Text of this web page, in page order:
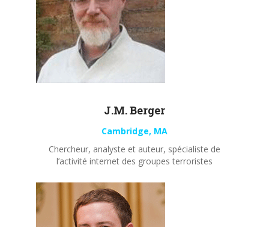
J.M. Berger
Cambridge, MA
Chercheur, analyste et auteur, spécialiste de
l’activité internet des groupes terroristes